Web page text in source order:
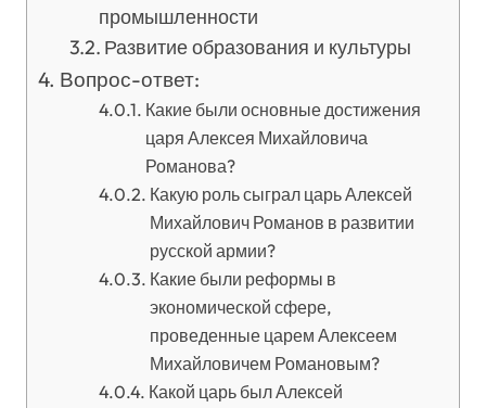
промышленности
Развитие образования и культуры
Вопрос-ответ:
Какие были основные достижения
царя Алексея Михайловича
Романова?
Какую роль сыграл царь Алексей
Михайлович Романов в развитии
русской армии?
Какие были реформы в
экономической сфере,
проведенные царем Алексеем
Михайловичем Романовым?
Какой царь был Алексей